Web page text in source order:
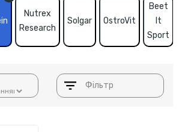
Beet
It
Sport
Nutrex
Research
Solgar OstroVit
Фільтр